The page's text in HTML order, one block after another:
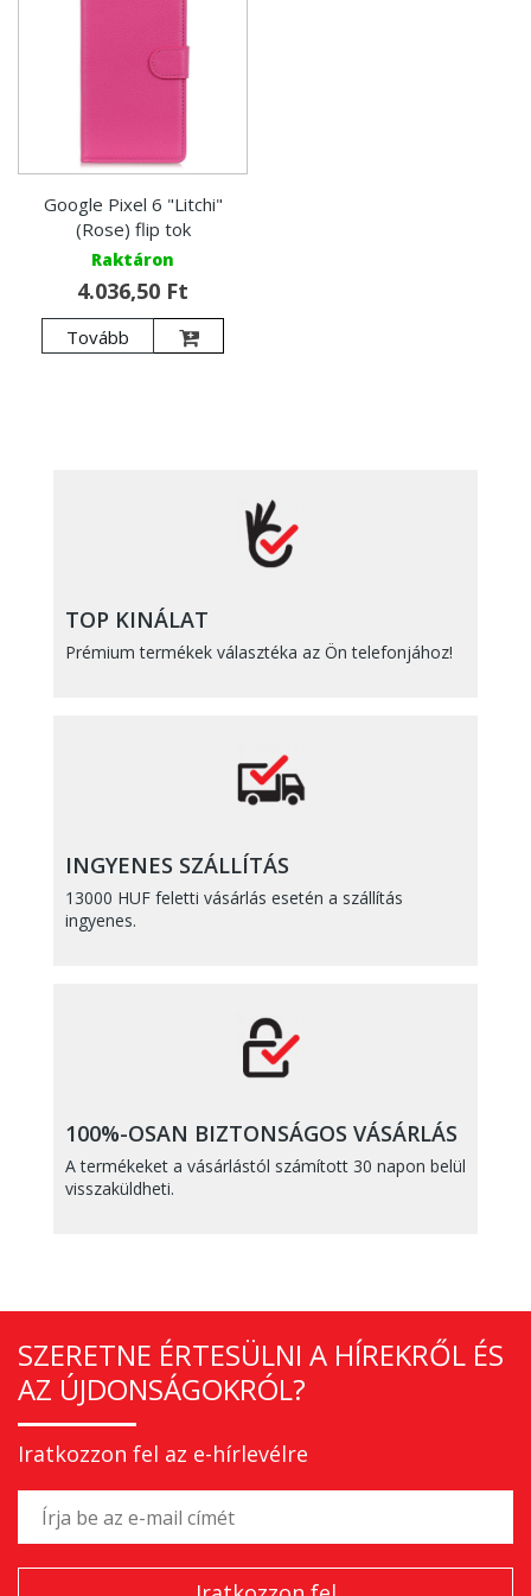
Google Pixel 6 "Litchi"
(Rose) flip tok
Raktáron
4.036,50 Ft
Tovább
TOP KINÁLAT
Prémium termékek választéka az Ön telefonjához!
INGYENES SZÁLLÍTÁS
13000 HUF feletti vásárlás esetén a szállítás
ingyenes.
100%-OSAN BIZTONSÁGOS VÁSÁRLÁS
A termékeket a vásárlástól számított 30 napon belül
visszaküldheti.
SZERETNE ÉRTESÜLNI A HÍREKRŐL ÉS
AZ ÚJDONSÁGOKRÓL?
Iratkozzon fel az e-hírlevélre